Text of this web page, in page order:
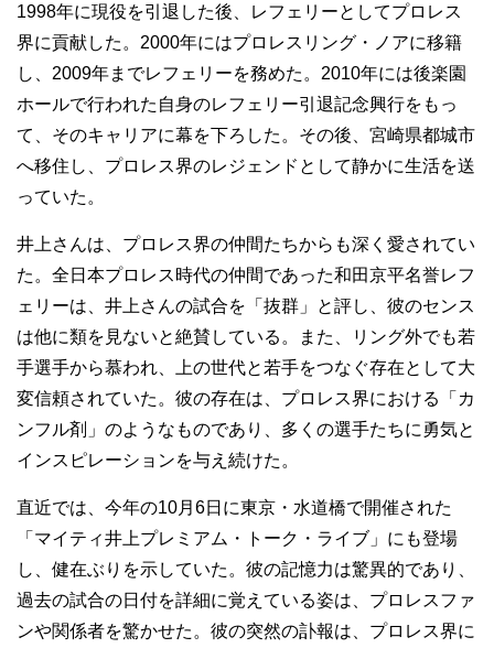
1998年に現役を引退した後、レフェリーとしてプロレス
界に貢献した。2000年にはプロレスリング・ノアに移籍
し、2009年までレフェリーを務めた。2010年には後楽園
ホールで行われた自身のレフェリー引退記念興行をもっ
て、そのキャリアに幕を下ろした。その後、宮崎県都城市
へ移住し、プロレス界のレジェンドとして静かに生活を送
っていた。
井上さんは、プロレス界の仲間たちからも深く愛されてい
た。全日本プロレス時代の仲間であった和田京平名誉レフ
ェリーは、井上さんの試合を「抜群」と評し、彼のセンス
は他に類を見ないと絶賛している。また、リング外でも若
手選手から慕われ、上の世代と若手をつなぐ存在として大
変信頼されていた。彼の存在は、プロレス界における「カ
ンフル剤」のようなものであり、多くの選手たちに勇気と
インスピレーションを与え続けた。
直近では、今年の10月6日に東京・水道橋で開催された
「マイティ井上プレミアム・トーク・ライブ」にも登場
し、健在ぶりを示していた。彼の記憶力は驚異的であり、
過去の試合の日付を詳細に覚えている姿は、プロレスファ
ンや関係者を驚かせた。彼の突然の訃報は、プロレス界に